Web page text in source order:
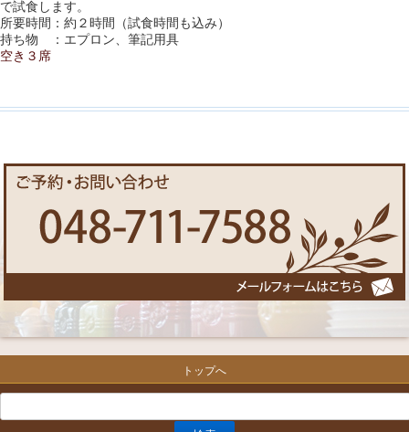
で試食します。
所要時間：約２時間（試食時間も込み）
持ち物 ：エプロン、筆記用具
空き３席
トップへ